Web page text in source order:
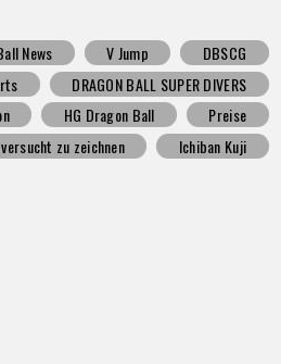
News V Jump
DBSCG
DRAGON BALL SUPER DIVERS
HG Dragon Ball
Preise
zu zeichnen
Ichiban Kuji